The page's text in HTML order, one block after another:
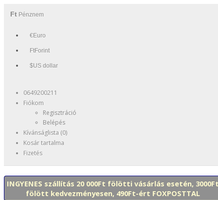
Ft Pénznem
€Euro
FtForint
$US dollar
0649200211
Fiókom
Regisztráció
Belépés
Kívánságlista (0)
Kosár tartalma
Fizetés
INGYENES szállítás 20 000Ft fölötti vásárlás esetén,
fölött kedvezményesen, 490Ft-ért FOXPOSTTAL